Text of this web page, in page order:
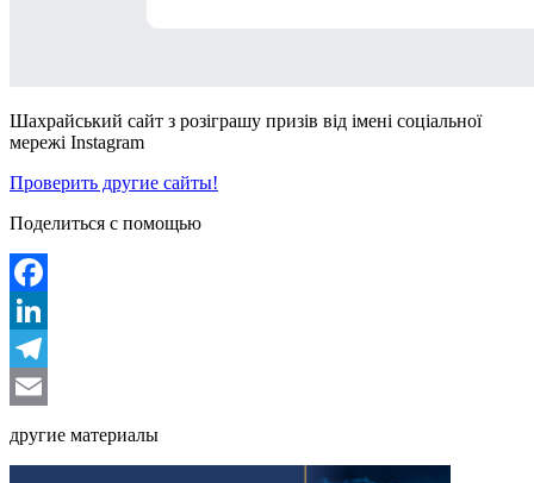
Шахрайський сайт з розіграшу призів від імені соціальної
мережі Instagram
Проверить другие сайты!
Поделиться с помощью
Facebook
LinkedIn
Telegram
другие материалы